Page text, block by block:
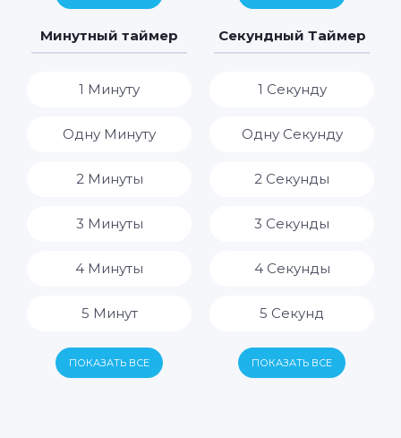
7 Дней 7 Часов
14 Часов
Минутный таймер
1 Минуту
Одну Минуту
2 Минуты
3 Минуты
4 Минуты
5 Минут
6 Минут
ПОКАЗАТЬ ВСЕ
Секундный Таймер
1 Секунду
Одну Секунду
2 Секунды
3 Секунды
4 Секунды
5 Секунд
6 Секунд
ПОКАЗАТЬ ВСЕ